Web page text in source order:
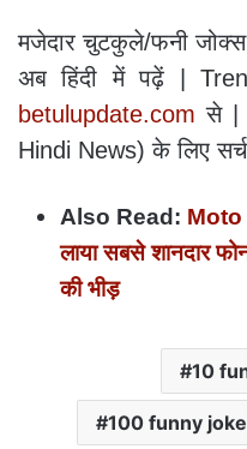
मजेदार चुटकुले/फनी
अब हिंदी में पढ़ें |
betulupdate.com से |
Hindi News) के लिए
Also Read: Moto
लाया सबसे शानदार
की भीड़
10
100 funny